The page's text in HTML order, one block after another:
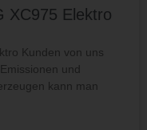
XC975 Elektro
Kunden von uns
und
kann man